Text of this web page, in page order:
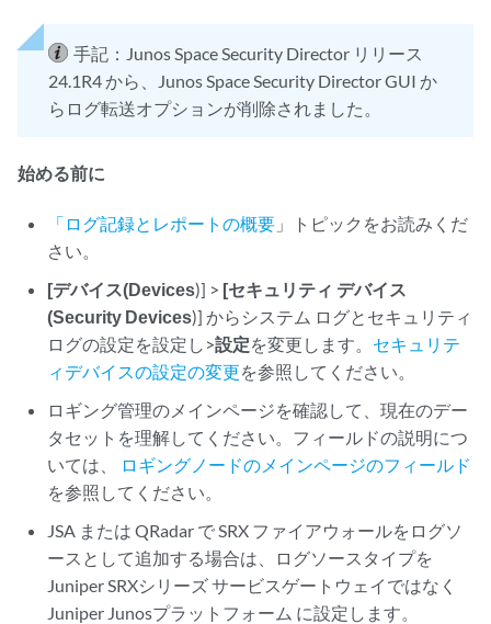
手記： Junos Space Security Director リリース
24.1R4 から、Junos Space Security Director GUI か
らログ転送オプションが削除されました。
始める前に
「ログ記録とレポートの概要 」トピックをお読みくだ
さい。
[デバイス(Devices)] > [セキュリティ デバイス
(Security Devices)] からシステム ログとセキュリティ
ログの設定を設定し>設定を変更します。 セキュリテ
ィデバイスの設定の変更を参照してください。
ロギング管理のメインページを確認して、現在のデー
タセットを理解してください。フィールドの説明につ
いては、
ロギングノードのメインページのフィールド
を参照してください。
JSA または QRadar で SRX ファイアウォールをログソ
ースとして追加する場合は、ログソースタイプを
Juniper SRXシリーズ サービスゲートウェイではなく
Juniper Junosプラットフォーム に設定します。